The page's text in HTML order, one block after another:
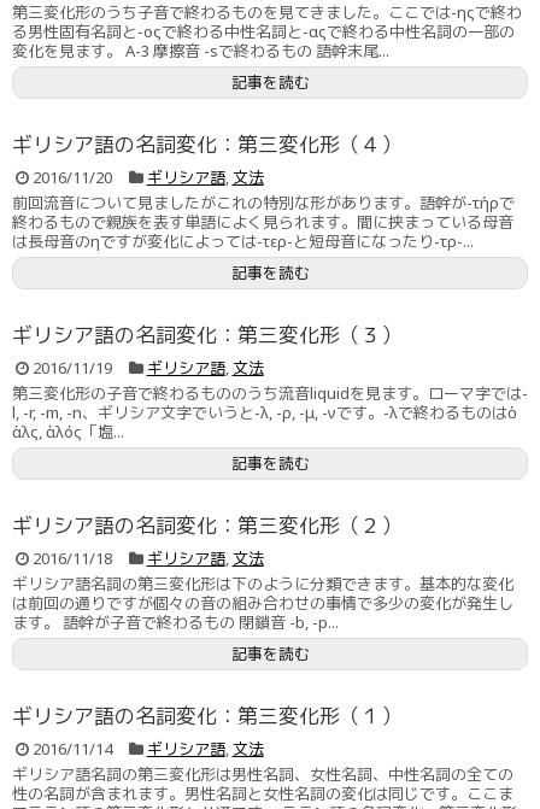
第三変化形のうち子音で終わるものを見てきました。ここでは-ηςで終わ
る男性固有名詞と-οςで終わる中性名詞と-αςで終わる中性名詞の一部の
変化を見ます。 A-3 摩擦音 -sで終わるもの 語幹末尾...
記事を読む
ギリシア語の名詞変化：第三変化形（４）
2016/11/20 ギリシア語,文法
前回流音について見ましたがこれの特別な形があります。語幹が-τήρで
終わるもので親族を表す単語によく見られます。間に挟まっている母音
は長母音のηですが変化によっては-τερ-と短母音になったり-τρ-...
記事を読む
ギリシア語の名詞変化：第三変化形（３）
2016/11/19 ギリシア語,文法
第三変化形の子音で終わるもののうち流音liquidを見ます。ローマ字では-
l, -r, -m, -n、ギリシア文字でいうと-λ, -ρ, -μ, -νです。-λで終わるものはὁ
ἁλς, ἁλός「塩...
記事を読む
ギリシア語の名詞変化：第三変化形（２）
2016/11/18 ギリシア語,文法
ギリシア語名詞の第三変化形は下のように分類できます。基本的な変化
は前回の通りですが個々の音の組み合わせの事情で多少の変化が発生し
ます。 語幹が子音で終わるもの 閉鎖音 -b, -p...
記事を読む
ギリシア語の名詞変化：第三変化形（１）
2016/11/14 ギリシア語,文法
ギリシア語名詞の第三変化形は男性名詞、女性名詞、中性名詞の全ての
性の名詞が含まれます。男性名詞と女性名詞の変化は同じです。ここま